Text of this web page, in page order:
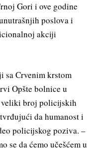
Gori i ove godine
poslova i
akciji
sa Crvenim krstom
Opšte bolnice u
veliki broj policijskih
da humanost i
policijskog poziva. –
se da ćemo učešćem u